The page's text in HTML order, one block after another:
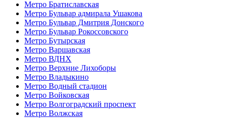
Метро Братиславская
Метро Бульвар адмирала Ушакова
Метро Бульвар Дмитрия Донского
Метро Бульвар Рокоссовского
Метро Бутырская
Метро Варшавская
Метро ВДНХ
Метро Верхние Лихоборы
Метро Владыкино
Метро Водный стадион
Метро Войковская
Метро Волгоградский проспект
Метро Волжская